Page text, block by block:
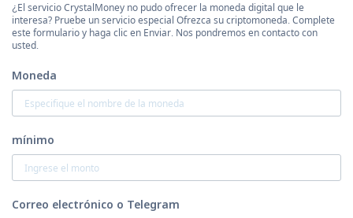
¿El servicio CrystalMoney no pudo ofrecer la moneda digital que le
interesa? Pruebe un servicio especial Ofrezca su criptomoneda. Complete
este formulario y haga clic en Enviar. Nos pondremos en contacto con
usted.
Moneda
mínimo
Correo electrónico o Telegram